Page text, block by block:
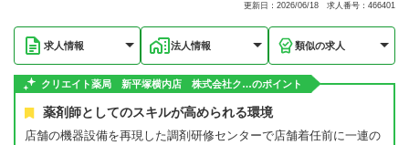
更新日：2026/06/18 求人番号：466401
求人情報 法人情報 類似の求人
クリエイト薬局 新平塚横内店 株式会社ク…のポイント
薬剤師としてのスキルが高められる環境
店舗の機器設備を再現した調剤研修センターで店舗着任前に一連の